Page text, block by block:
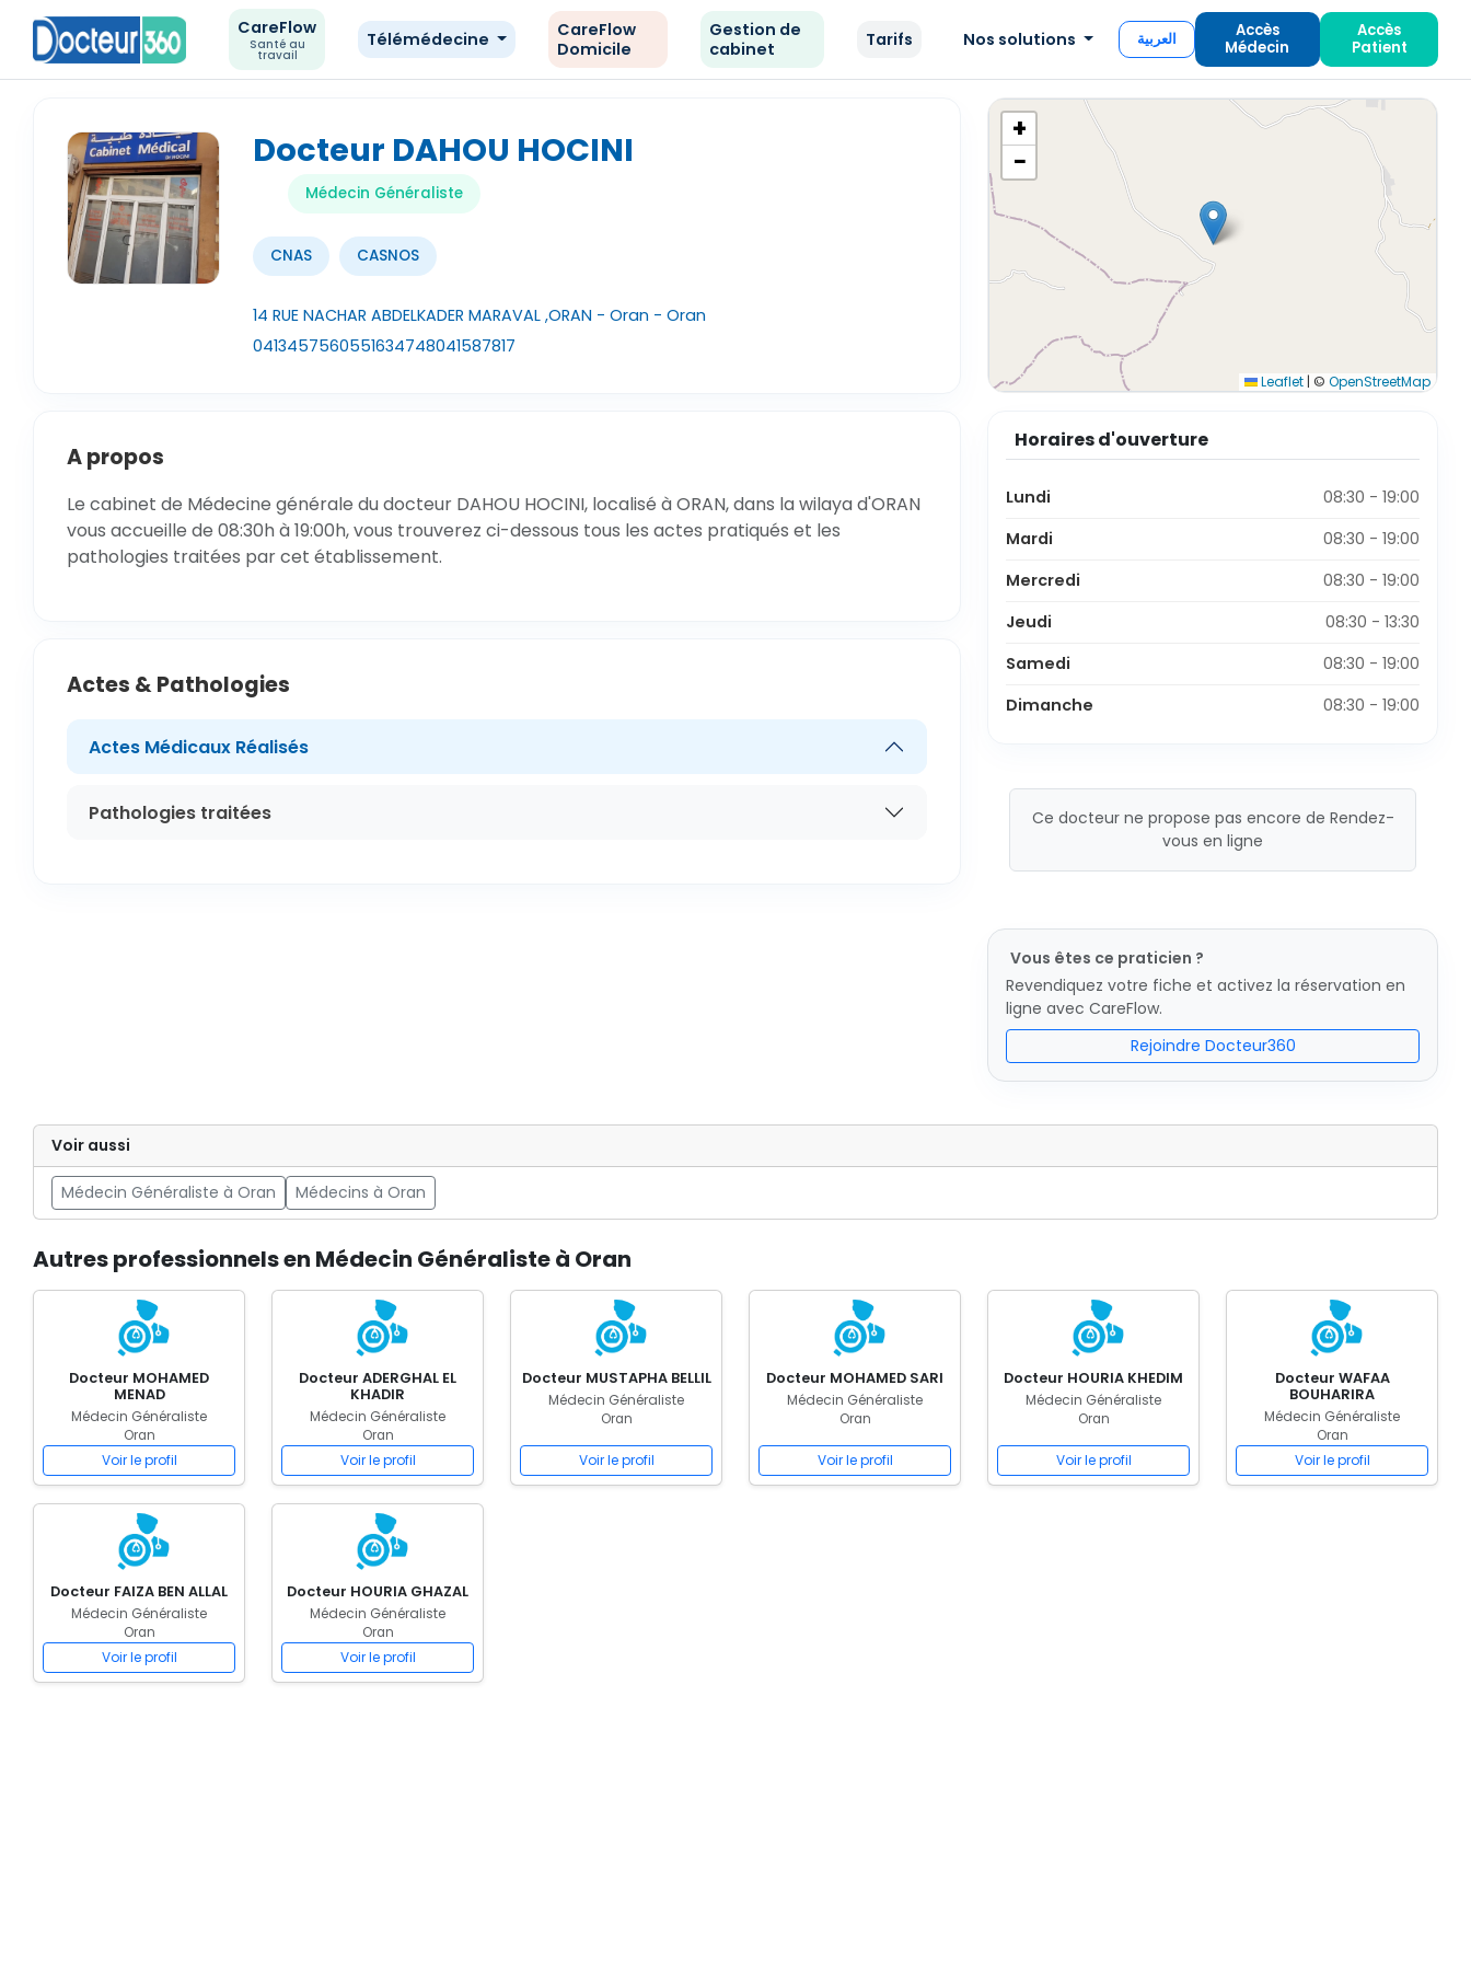
CareFlow
Santé au
travail
Télémédecine
CareFlow
Domicile
Gestion de
cabinet
Tarifs Nos solutions العربية
Accès
Médecin
Accès
Patient
Docteur DAHOU HOCINI
Médecin Généraliste
CNAS CASNOS
14 RUE NACHAR ABDELKADER MARAVAL ,ORAN - Oran - Oran
0413457560551634748041587817
+
−
Leaflet | © OpenStreetMap
A propos
Le cabinet de Médecine générale du docteur DAHOU HOCINI, localisé à ORAN, dans la wilaya d'ORAN
vous accueille de 08:30h à 19:00h, vous trouverez ci-dessous tous les actes pratiqués et les
pathologies traitées par cet établissement.
Actes & Pathologies
Actes Médicaux Réalisés
Pathologies traitées
Horaires d'ouverture
Lundi
08:30 - 19:00
Mardi
08:30 - 19:00
Mercredi
08:30 - 19:00
Jeudi
08:30 - 13:30
Samedi
08:30 - 19:00
Dimanche
08:30 - 19:00
Ce docteur ne propose pas encore de Rendez-
vous en ligne
Vous êtes ce praticien ?
Revendiquez votre fiche et activez la réservation en
ligne avec CareFlow.
Rejoindre Docteur360
Voir aussi
Médecin Généraliste à Oran Médecins à Oran
Autres professionnels en Médecin Généraliste à Oran
Docteur MOHAMED
MENAD
Médecin Généraliste
Oran
Voir le profil
Docteur ADERGHAL EL
KHADIR
Médecin Généraliste
Oran
Voir le profil
Docteur MUSTAPHA BELLIL
Médecin Généraliste
Oran
Voir le profil
Docteur MOHAMED SARI
Médecin Généraliste
Oran
Voir le profil
Docteur HOURIA KHEDIM
Médecin Généraliste
Oran
Voir le profil
Docteur WAFAA
BOUHARIRA
Médecin Généraliste
Oran
Voir le profil
Docteur FAIZA BEN ALLAL
Médecin Généraliste
Oran
Voir le profil
Docteur HOURIA GHAZAL
Médecin Généraliste
Oran
Voir le profil